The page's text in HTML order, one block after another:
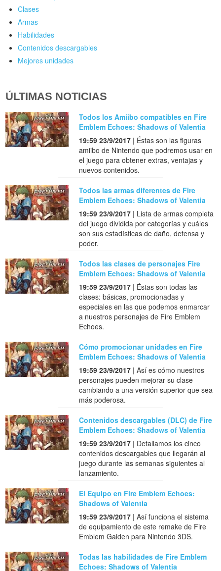
Clases
Armas
Habilidades
Contenidos descargables
Mejores unidades
ÚLTIMAS NOTICIAS
Todos los Amiibo compatibles en Fire
Emblem Echoes: Shadows of Valentia
19:59 23/9/2017 | Éstas son las figuras
amiibo de Nintendo que podremos usar en
el juego para obtener extras, ventajas y
nuevos contenidos.
Todos las armas diferentes de Fire
Emblem Echoes: Shadows of Valentia
19:59 23/9/2017 | Lista de armas completa
del juego dividida por categorías y cuáles
son sus estadísticas de daño, defensa y
poder.
Todos las clases de personajes Fire
Emblem Echoes: Shadows of Valentia
19:59 23/9/2017 | Éstas son todas las
clases: básicas, promocionadas y
especiales en las que podemos enmarcar
a nuestros personajes de Fire Emblem
Echoes.
Cómo promocionar unidades en Fire
Emblem Echoes: Shadows of Valentia
19:59 23/9/2017 | Así es cómo nuestros
personajes pueden mejorar su clase
cambiando a una versión superior que sea
más poderosa.
Contenidos descargables (DLC) de Fire
Emblem Echoes: Shadows of Valentia
19:59 23/9/2017 | Detallamos los cinco
contenidos descargables que llegarán al
juego durante las semanas siguientes al
lanzamiento.
El Equipo en Fire Emblem Echoes:
Shadows of Valentia
19:59 23/9/2017 | Así funciona el sistema
de equipamiento de este remake de Fire
Emblem Gaiden para Nintendo 3DS.
Todas las habilidades de Fire Emblem
Echoes: Shadows of Valentia